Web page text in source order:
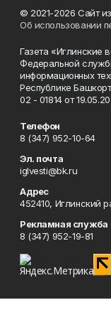
© 2021-2026 Сайт
Об использовании
Газета «Иглинские
Федеральной
информационных
Республике
02 - 01814 от
Телефон
8 (347) 952-10-64
Эл. почта
iglvesti@bk.ru
Адрес
452410, Иглинский
Рекламная служба
8 (347) 952-19-81